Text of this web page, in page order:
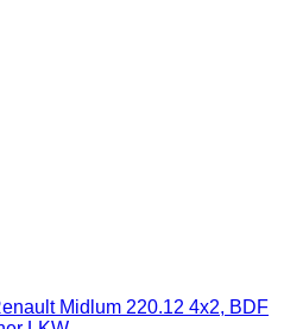
Midlum 220.12 4x2, BDF